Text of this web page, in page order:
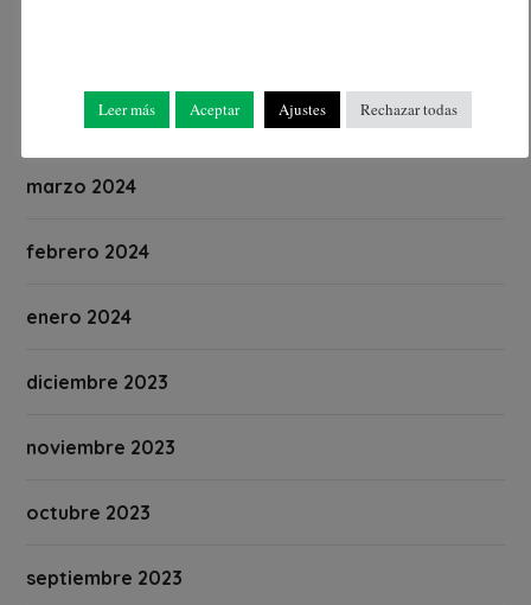
abril 2024
marzo 2024
febrero 2024
enero 2024
diciembre 2023
noviembre 2023
octubre 2023
septiembre 2023
Leer más Aceptar Ajustes Rechazar todas